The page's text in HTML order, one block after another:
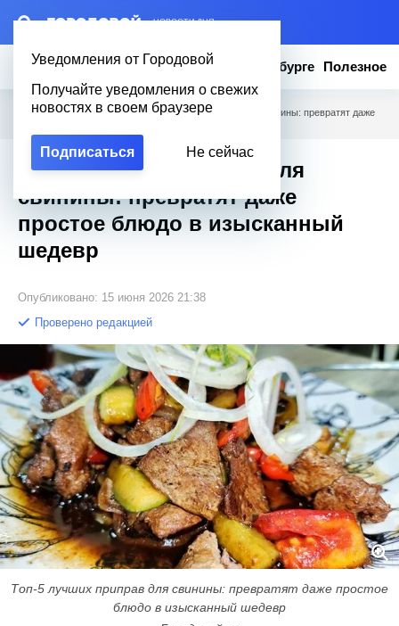
– НОВОСТИ ДНЯ
Уведомления от Городовой
Получайте уведомления о свежих
новостях в своем браузере
Подписаться Не сейчас
Новости Эксклюзив Вопросы о Петербурге Полезное
Городовой Полезное / Топ-5 лучших приправ для свинины: превратят даже
Топ-5 лучших приправ для
свинины: превратят даже
простое блюдо в изысканный
шедевр
Опубликовано: 15 июня 2026 21:38
Проверено редакцией
Топ-5 лучших приправ для свинины: превратят даже простое
блюдо в изысканный шедевр